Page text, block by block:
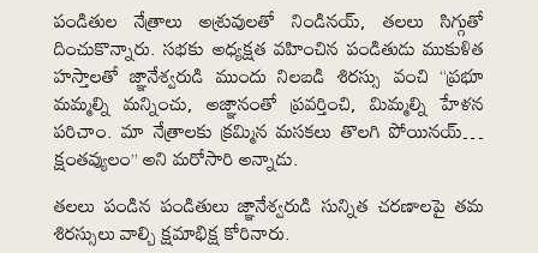
పండితుల నేత్రాలు అశ్రువులతో నిండినయ్, తలలు సిగ్గుతో
దించుకొన్నారు. సభకు అధ్యక్షత వహించిన పండితుడు ముకుళిత
హస్తాలతో జ్ఞానేశ్వరుడి ముందు నిలబడి శిరస్సు వంచి “ప్రభూ
మమ్మల్ని మన్నించు, అజ్ఞానంతో ప్రవర్తించి, మిమ్మల్ని హేళన
పరిచాం. మా నేత్రాలకు క్రమ్మిన మసకలు తొలగి పోయినయ్…
క్షంతవ్యులం” అని మరోసారి అన్నాడు.
తలలు పండిన పండితులు జ్ఞానేశ్వరుడి సున్నిత చరణాలపై తమ
శిరస్సులు వాల్చి క్షమాభిక్ష కోరినారు.